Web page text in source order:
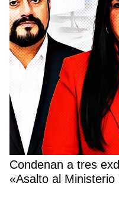
Condenan a tres
«Asalto al Ministerio